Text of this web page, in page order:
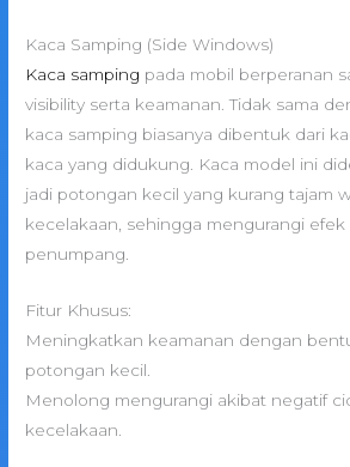
Kaca Samping (Side Windows)
Kaca samping pada mobil berperanan
visibility serta keamanan. Tidak sama
kaca samping biasanya dibentuk dari
kaca yang didukung. Kaca model ini
jadi potongan kecil yang kurang tajam
kecelakaan, sehingga mengurangi
penumpang.
Fitur Khusus:
Meningkatkan keamanan dengan
potongan kecil.
Menolong mengurangi akibat negatif
kecelakaan.